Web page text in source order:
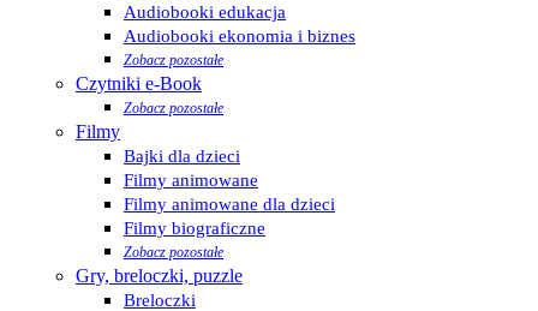
Audiobooki edukacja
Audiobooki ekonomia i biznes
Zobacz pozostałe
Czytniki e-Book
Zobacz pozostałe
Filmy
Bajki dla dzieci
Filmy animowane
Filmy animowane dla dzieci
Filmy biograficzne
Zobacz pozostałe
Gry, breloczki, puzzle
Breloczki